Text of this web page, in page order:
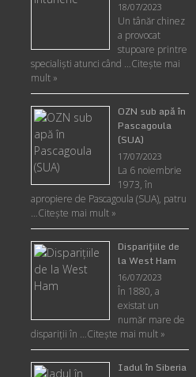
18/07/2023
Un tânăr chinez
a provocat
stupoare printre
specialişti atunci când …Citește mai
mult »
OZN sub apă în
Pascagoula
(SUA)
17/07/2023
La 6 noiembrie
1973, în
apropiere de Pascagoula (SUA), patru
…Citește mai mult »
Disparițiile de
la West Ham
16/07/2023
În 1880, a
existat un
număr mare de
dispariții în …Citește mai mult »
Iadul în Siberia